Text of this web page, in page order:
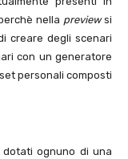
nella previewsi
creare degli scenari
con un generatore
personali composti
ognuno di una